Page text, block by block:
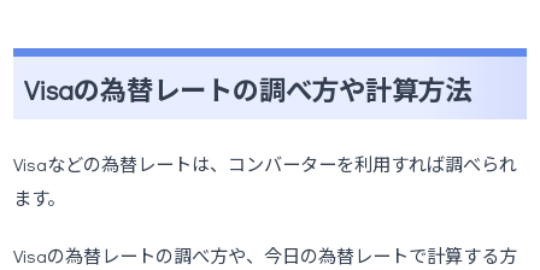
Visaの為替レートの調べ方や計算方法
Visaなどの為替レートは、コンバーターを利用すれば調べられ
ます。
Visaの為替レートの調べ方や、今日の為替レートで計算する方